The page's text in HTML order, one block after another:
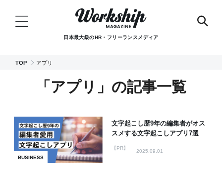
日本最大級のHR・フリーランスメディア
TOP アプリ
「アプリ」の記事一覧
BUSINESS
文字起こし歴9年の編集者がオス
スメする文字起こしアプリ7選
【PR】
2025.09.01